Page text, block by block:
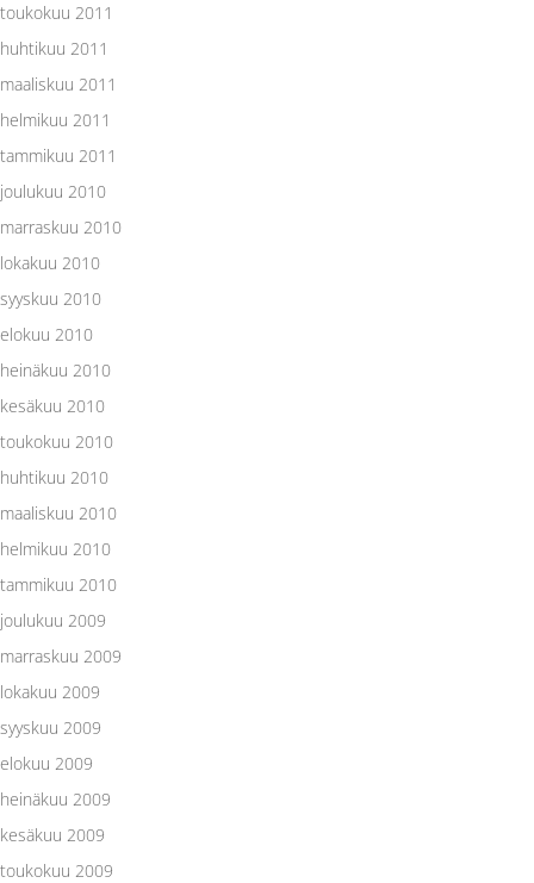
toukokuu 2011
huhtikuu 2011
maaliskuu 2011
helmikuu 2011
tammikuu 2011
joulukuu 2010
marraskuu 2010
lokakuu 2010
syyskuu 2010
elokuu 2010
heinäkuu 2010
kesäkuu 2010
toukokuu 2010
huhtikuu 2010
maaliskuu 2010
helmikuu 2010
tammikuu 2010
joulukuu 2009
marraskuu 2009
lokakuu 2009
syyskuu 2009
elokuu 2009
heinäkuu 2009
kesäkuu 2009
toukokuu 2009